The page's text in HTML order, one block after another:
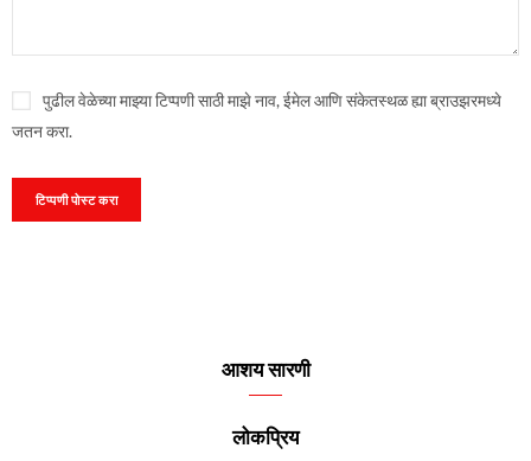
पुढील वेळेच्या माझ्या टिप्पणी साठी माझे नाव, ईमेल आणि संकेतस्थळ ह्या ब्राउझरमध्ये
जतन करा.
आशय सारणी
लोकप्रिय